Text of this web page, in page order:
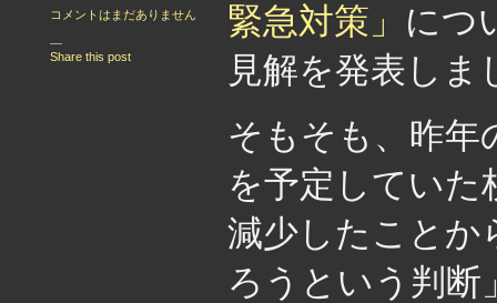
コメントはまだありません
—
Share this post
緊急対策」 につ
見解を発表し
そもそも、昨年
を予定していた
減少したことか
ろうという判断